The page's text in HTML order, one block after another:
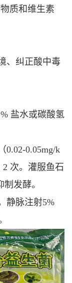
质和维生素
、纠正酸中毒
盐水或碳酸氢
0.02-0.05mg/k
次。 灌服鱼石
发酵。
静脉注射5%